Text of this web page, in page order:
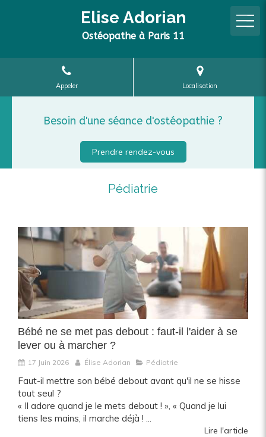
Elise Adorian
Ostéopathe à Paris 11
Appeler Localisation
Besoin d'une séance d'ostéopathie ?
Prendre rendez-vous
Pédiatrie
Bébé ne se met pas debout : faut-il l'aider à se
lever ou à marcher ?
17 Juin 2026 Élise Adorian Pédiatrie
Faut-il mettre son bébé debout avant qu'il ne se hisse
tout seul ?
« Il adore quand je le mets debout ! », « Quand je lui
tiens les mains, il marche déjà ! ...
Lire l'article